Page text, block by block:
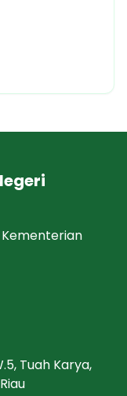
Kementerian
Tuah Karya,